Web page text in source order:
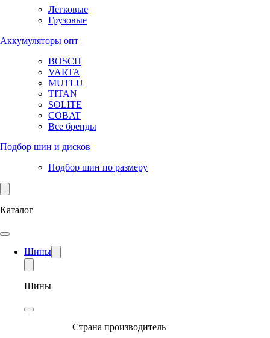
Легковые
Грузовые
Аккумуляторы опт
BOSCH
VARTA
MUTLU
TITAN
SOLITE
COBAT
Все бренды
Подбор шин и дисков
Подбор шин по размеру
Каталог
Шины
Шины
Страна производитель